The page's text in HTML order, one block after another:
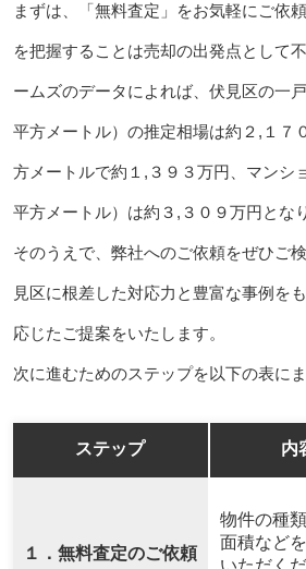
まずは、「無料査定」をお気軽にご依
を把握することは売却の出発点として
ームズのデータによれば、伏見区の一
平方メートル）の推定相場は約２,１７
方メートルで約１,３９３万円、マンシ
平方メートル）は約３,３０９万円とな
そのうえで、弊社へのご依頼をぜひご
見区に根差した対応力と豊富な事例を
応じたご提案をいたします。
次に進むためのステップを以下の表に
ステップ 内
１．無料査定のご依頼
物件の種
面積など
いただく